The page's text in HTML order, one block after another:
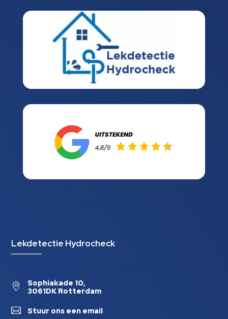
Lekdetectie Hydrocheck

Sophiakade 10,
3061DK Rotterdam
 Stuur ons een email